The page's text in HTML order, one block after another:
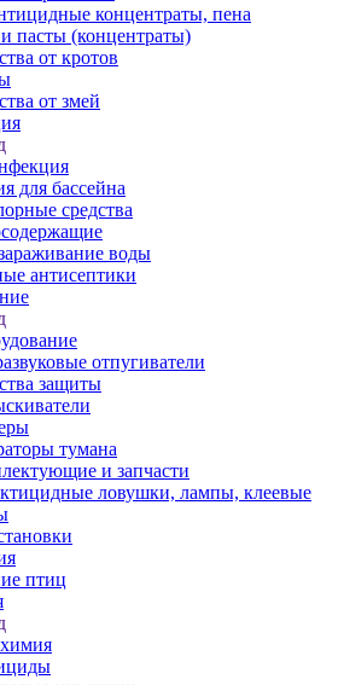
концентраты, пена
пасты (концентраты)
от кротов
от змей
для бассейна
средства
воды
антисептики
отпугиватели
защиты
тумана
и запчасти
ловушки, лампы, клеевые
птиц